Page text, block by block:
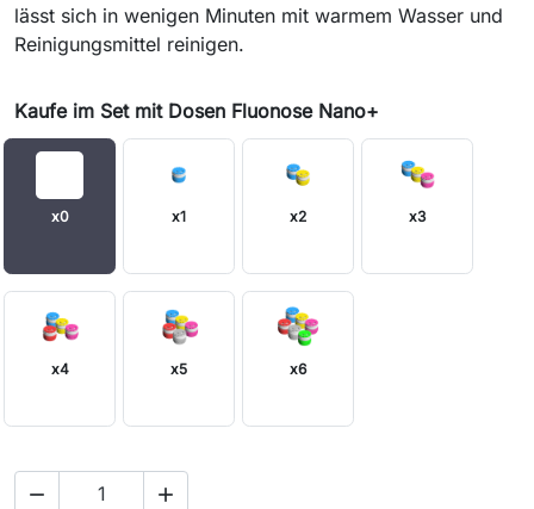
lässt sich in wenigen Minuten mit warmem Wasser und
Reinigungsmittel reinigen.
Kaufe im Set mit Dosen Fluonose Nano+
x0 x1 x2 x3
x4 x5 x6
 